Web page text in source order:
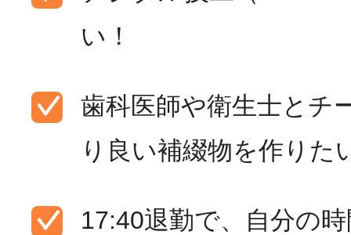
い！
歯科医師や衛生士とチ
り良い補綴物を作りた
17:40退勤で、自分の